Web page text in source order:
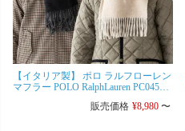
【イタリア製】 ポロ ラルフローレン
マフラー POLO RalphLauren PC0455
販売価格 ¥8,980 〜